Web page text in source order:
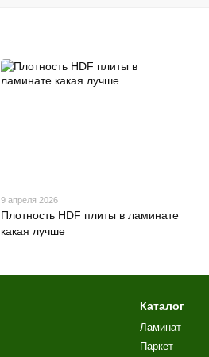
9 апреля 2026
Плотность HDF плиты в ламинате
какая лучше
Каталог
Ламинат
Паркет